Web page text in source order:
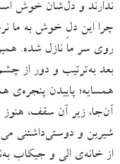
ندارند و دل‌شان خوش
چرا این دلِ خوش به ما
روی سر ما نازل شده.
بعد به‌ترتیب و دور از
همسایه؛ پاییدن پنجره‌ی
آن‌جا، زیر آن سقف،
شیرین و دوستی‌داشتنی
از خانه‌ی الی و جیکاب